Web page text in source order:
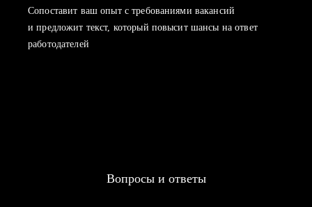
Сопоставит ваш опыт с требованиями вакансий
и предложит текст, который повысит шансы на ответ
работодателей
Вопросы и ответы